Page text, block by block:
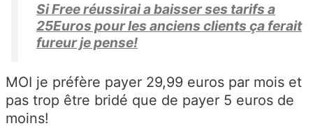
Si Free réussirai a baisser ses tarifs a
25Euros pour les anciens clients ça ferait
fureur je pense!
MOI je préfère payer 29,99 euros par mois et
pas trop être bridé que de payer 5 euros de
moins!